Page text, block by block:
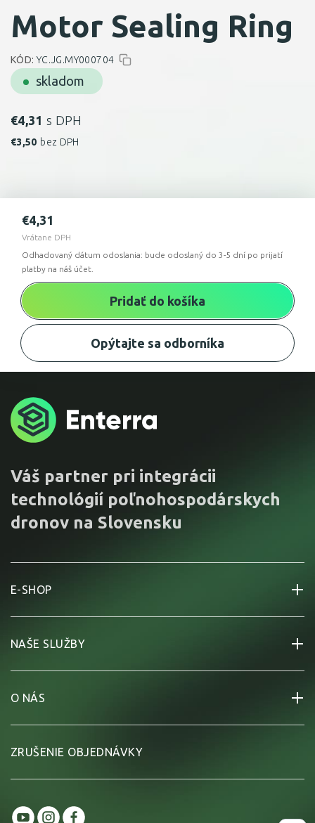
Motor Sealing Ring
skladom
KÓD: YC.JG.MY000704
€4,31 s DPH
€3,50 bez DPH
Odhadovaný dátum odoslania: bude odoslaný do 3-5 dní po prijatí
platby na náš účet.
€4,31
Vrátane DPH
Pridať do košíka
Opýtajte sa odborníka
Váš partner pri integrácii
technológií poľnohospodárskych
dronov na Slovensku
E-SHOP
NAŠE SLUŽBY
O NÁS
ZRUŠENIE OBJEDNÁVKY